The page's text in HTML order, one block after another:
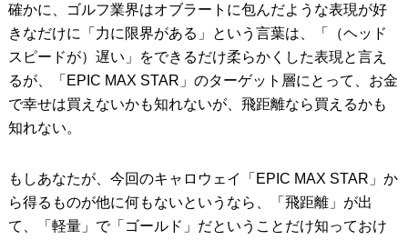
確かに、ゴルフ業界はオブラートに包んだような表現が好
きなだけに「力に限界がある」という言葉は、「（ヘッド
スピードが）遅い」をできるだけ柔らかくした表現と言え
るが、「EPIC MAX STAR」のターゲット層にとって、お金
で幸せは買えないかも知れないが、飛距離なら買えるかも
知れない。
もしあなたが、今回のキャロウェイ「EPIC MAX STAR」か
ら得るものが他に何もないというなら、「飛距離」が出
て、「軽量」で「ゴールド」だということだけ知っておけ